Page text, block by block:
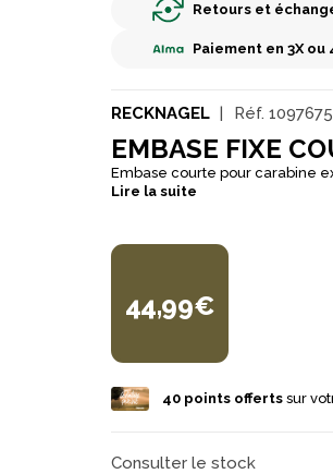
Retours et
Paiement en 3X ou
RECKNAGEL Réf. 1097675
EMBASE FIXE
Embase courte pour carabine
Lire la suite
44,99€
40 points offerts sur
Consulter le stock